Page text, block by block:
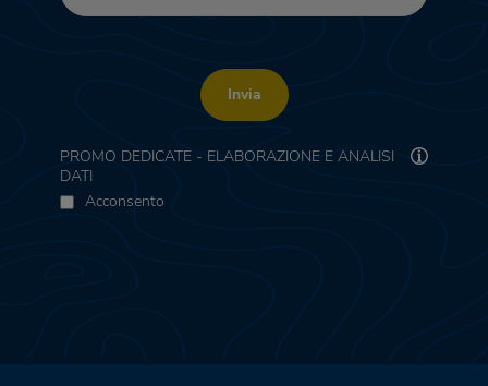
Invia
PROMO DEDICATE - ELABORAZIONE E ANALISI
DATI
Acconsento